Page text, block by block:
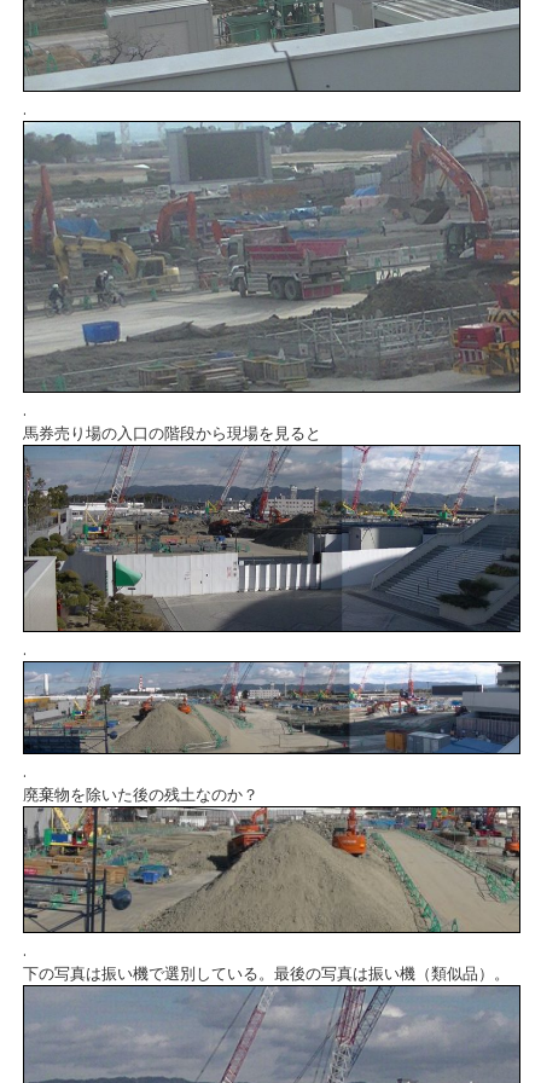
.
.
馬券売り場の入口の階段から現場を見ると
.
廃棄物を除いた後の残土なのか？
.
下の写真は振い機で選別している。最後の写真は振い機（類似品）。